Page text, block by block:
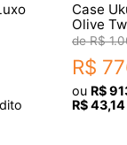
Case
Olive
R$ 1.
R$
ou R$
R$43,14